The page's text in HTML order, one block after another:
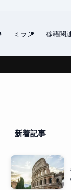
ミラン 移籍関
新着記事